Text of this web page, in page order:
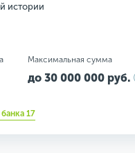
истории
Максимальная сумма
до 30 000 000 руб.
17